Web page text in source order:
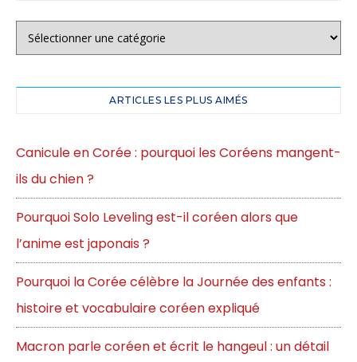
ARTICLES LES PLUS AIMÉS
Canicule en Corée : pourquoi les Coréens mangent-
ils du chien ?
Pourquoi Solo Leveling est-il coréen alors que
l’anime est japonais ?
Pourquoi la Corée célèbre la Journée des enfants :
histoire et vocabulaire coréen expliqué
Macron parle coréen et écrit le hangeul : un détail